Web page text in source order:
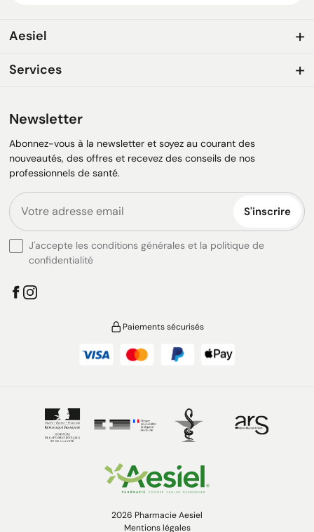
Aesiel
Services
Newsletter
Abonnez-vous à la newsletter et soyez au courant des
nouveautés, des offres et recevez des conseils de nos
professionnels de santé.
S'inscrire
J'accepte les conditions générales et la politique de
confidentialité
Paiements sécurisés
2026 Pharmacie Aesiel
Mentions légales